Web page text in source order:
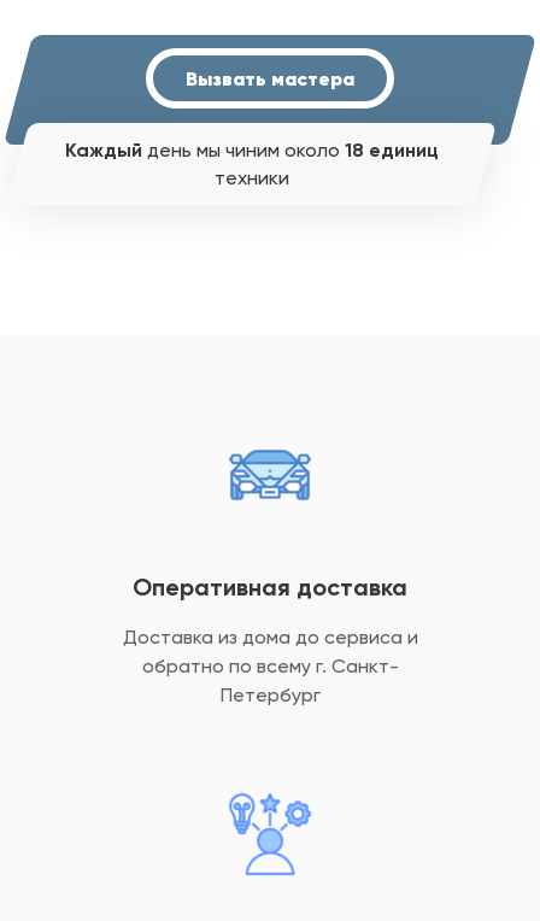
Вызвать мастера
Каждый день мы чиним около 18 единиц
техники
Оперативная доставка
Доставка из дома до сервиса и
обратно по всему г. Санкт-
Петербург